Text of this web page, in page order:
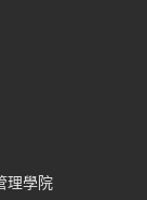
理學院